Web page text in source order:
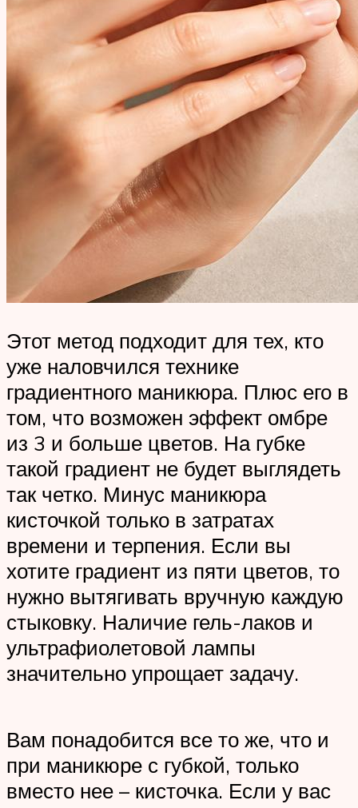
Этот метод подходит для тех, кто
уже наловчился технике
градиентного маникюра. Плюс его в
том, что возможен эффект омбре
из 3 и больше цветов. На губке
такой градиент не будет выглядеть
так четко. Минус маникюра
кисточкой только в затратах
времени и терпения. Если вы
хотите градиент из пяти цветов, то
нужно вытягивать вручную каждую
стыковку. Наличие гель-лаков и
ультрафиолетовой лампы
значительно упрощает задачу.
Вам понадобится все то же, что и
при маникюре с губкой, только
вместо нее – кисточка. Если у вас